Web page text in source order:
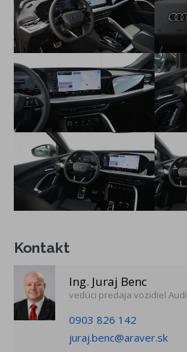
Kontakt
Ing. Juraj Benc
vedúci predaja vozidiel Audi
0903 826 142
juraj.benc@araver.sk